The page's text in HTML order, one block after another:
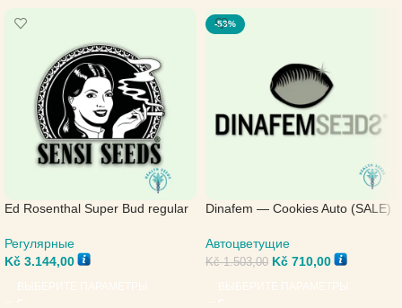
Ed Rosenthal Super Bud regular
Регулярные
Kč 3.144,00
-53%
Dinafem — Cookies Auto (SALE)
Автоцветущие
Kč1.503,00 Kč 710,00
ВЫБЕРИТЕ ПАРАМЕТРЫ